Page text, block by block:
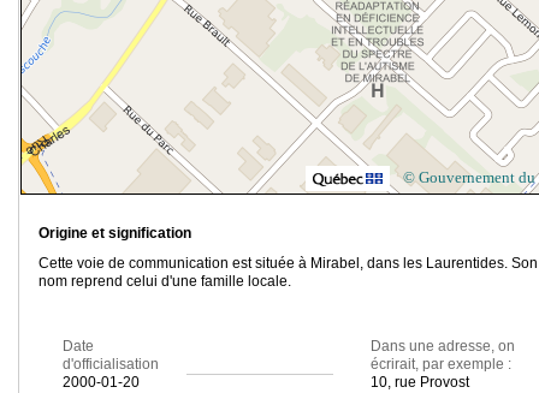
© Gouvernement du
Origine et signification
Cette voie de communication est située à Mirabel, dans les Laurentides. Son
nom reprend celui d'une famille locale.
Date
d'officialisation
2000-01-20
Dans une adresse, on
écrirait, par exemple :
10, rue Provost